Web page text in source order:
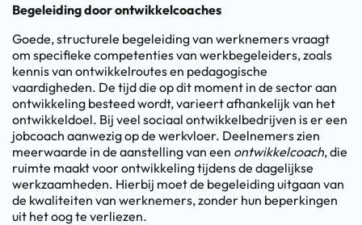
Begeleiding door ontwikkelcoaches
Goede, structurele begeleiding van werknemers vraagt
om specifieke competenties van werkbegeleiders, zoals
kennis van ontwikkelroutes en pedagogische
vaardigheden. De tijd die op dit moment in de sector aan
ontwikkeling besteed wordt, varieert afhankelijk van het
ontwikkeldoel. Bij veel sociaal ontwikkelbedrijven is er een
jobcoach aanwezig op de werkvloer. Deelnemers zien
meerwaarde in de aanstelling van een ontwikkelcoach, die
ruimte maakt voor ontwikkeling tijdens de dagelijkse
werkzaamheden. Hierbij moet de begeleiding uitgaan van
de kwaliteiten van werknemers, zonder hun beperkingen
uit het oog te verliezen.